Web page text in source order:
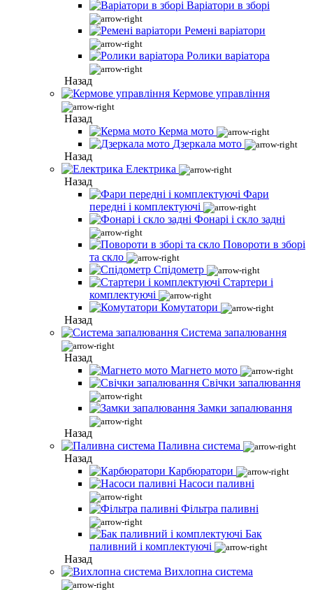
Варіатори в зборі
Ремені варіатори
Ролики варіатора
Назад
Кермове управління
Назад
Керма мото
Дзеркала мото
Назад
Електрика
Назад
Фари
передні і комплектуючі
Фонарі і скло задні
Повороти в зборі
та скло
Спідометр
Стартери і
комплектуючі
Комутатори
Назад
Система запалювання
Назад
Магнето мото
Свічки запалювання
Замки запалювання
Назад
Паливна система
Назад
Карбюратори
Насоси паливні
Фільтра паливні
Бак
паливний і комплектуючі
Назад
Вихлопна система